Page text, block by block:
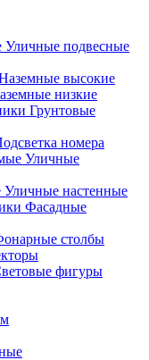
Уличные подвесные
высокие
низкие
Грунтовые
номера
Уличные
Уличные настенные
Фасадные
столбы
фигуры